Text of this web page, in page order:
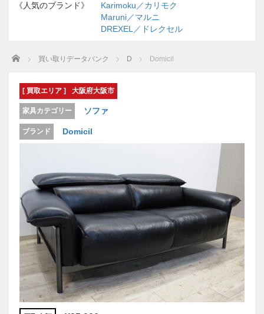
《人気のブランド》
Karimoku／カリモク
Maruni／マルニ
DREXEL／ドレクセル
Home 買い取りデータバンク D Domicil
[ 買取エリア ] 大阪府大阪市
家具カテゴリー ソファ
ブランド Domicil